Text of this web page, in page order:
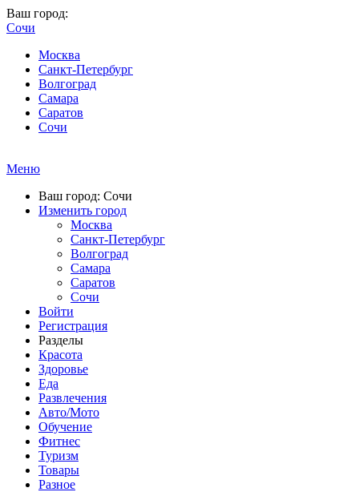
Ваш город:
Сочи
Москва
Санкт-Петербург
Волгоград
Самара
Саратов
Сочи
Меню
Ваш город: Сочи
Изменить город
Москва
Санкт-Петербург
Волгоград
Самара
Саратов
Сочи
Войти
Регистрация
Разделы
Красота
Здоровье
Еда
Развлечения
Авто/Мото
Обучение
Фитнес
Туризм
Товары
Разное